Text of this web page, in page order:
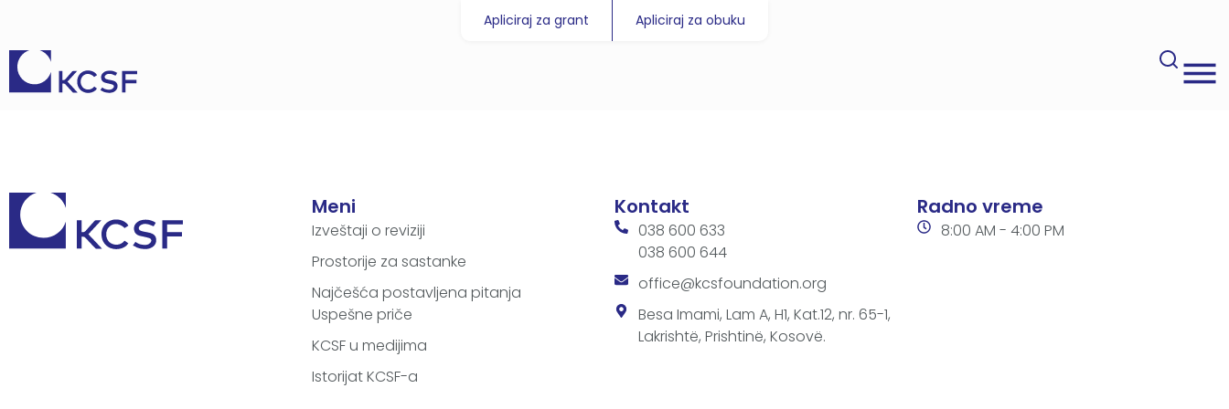
Apliciraj za grant Apliciraj za obuku
Meni
Izveštaji o reviziji
Prostorije za sastanke
Najčešća postavljena pitanja
Uspešne priče
KCSF u medijima
Istorijat KCSF-a
Kontakt
038 600 633
038 600 644
office@kcsfoundation.org
Besa Imami, Lam A, H1, Kat.12, nr. 65-1,
Lakrishtë, Prishtinë, Kosovë.
Radno vreme
8:00 AM - 4:00 PM